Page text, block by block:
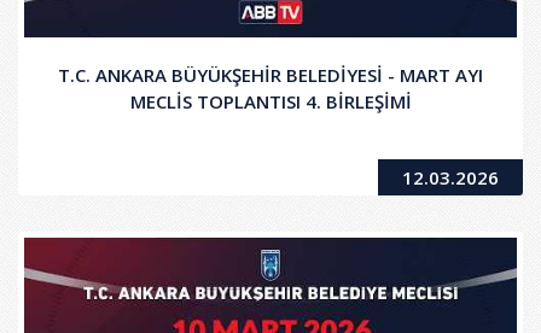
T.C. ANKARA BÜYÜKŞEHİR BELEDİYESİ - MART AYI
MECLİS TOPLANTISI 4. BİRLEŞİMİ
12.03.2026